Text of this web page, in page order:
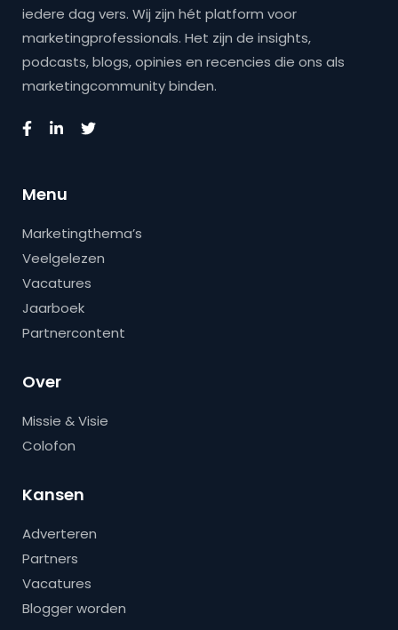
iedere dag vers. Wij zijn hét platform voor
marketingprofessionals. Het zijn de insights,
podcasts, blogs, opinies en recencies die ons als
marketingcommunity binden.
Menu
Marketingthema’s
Veelgelezen
Vacatures
Jaarboek
Partnercontent
Over
Missie & Visie
Colofon
Kansen
Adverteren
Partners
Vacatures
Blogger worden